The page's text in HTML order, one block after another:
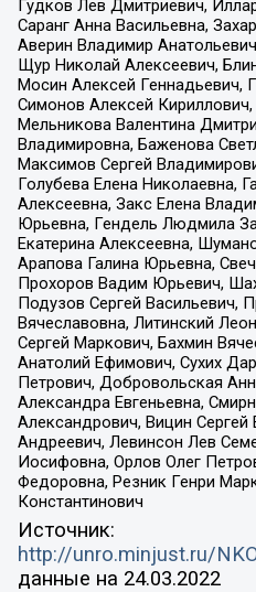
Гудков Лев Дмитриевич,
Саранг Анна Васильевна,
Аверин Владимир
Щур Николай Алексеевич,
Мосин Алексей Геннадьевич,
Симонов Алексей
Мельникова Валентина
Владимировна, Баженова
Максимов Сергей
Голубева Елена Николаевна,
Алексеевна, Закс Елена
Юрьевна, Гендель Людмила
Екатерина Алексеевна,
Арапова Галина Юрьевна,
Прохоров Вадим Юрьевич,
Подузов Сергей Васильевич,
Вячеславовна, Литинский
Сергей Маркович, Бахмин
Анатолий Ефимович, Сухих
Петрович, Добровольская
Александра Евгеньевна,
Александрович, Вицин
Андреевич, Левинсон Лев
Иосифовна, Орлов Олег
Федоровна, Резник Генри
Константинович
Источник:
http://unro.minjust.ru/
данные на 24.03.2022